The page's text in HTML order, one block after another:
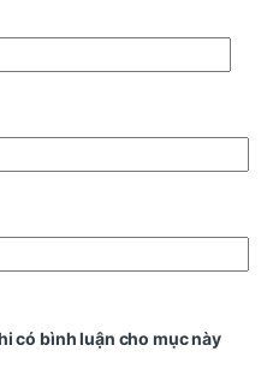
có bình luận cho mục này